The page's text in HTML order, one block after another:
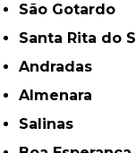
São Gotardo
Santa Rita do
Andradas
Almenara
Salinas